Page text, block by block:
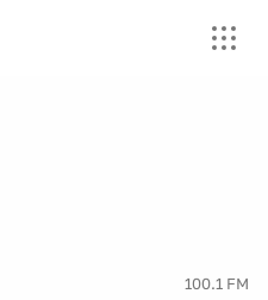
100.1 FM